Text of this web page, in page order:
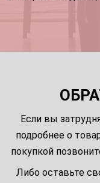
Если вы
подробнее о
покупкой
Либо оставьте